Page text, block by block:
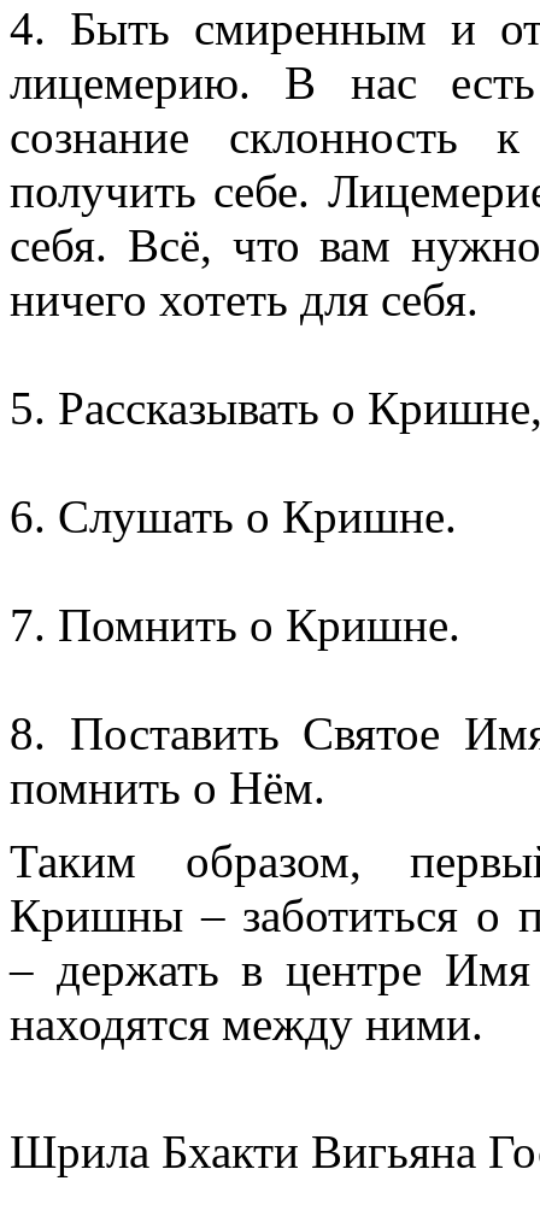
4. Быть смиренным и
лицемерию. В нас
сознание склонность
получить себе.
себя. Всё, что вам
ничего хотеть для себя.
5. Рассказывать о
6. Слушать о Кришне.
7. Помнить о Кришне.
8. Поставить Святое
помнить о Нём.
Таким образом,
Кришны – заботиться о
– держать в центре
находятся между ними.
Шрила Бхакти Вигьяна